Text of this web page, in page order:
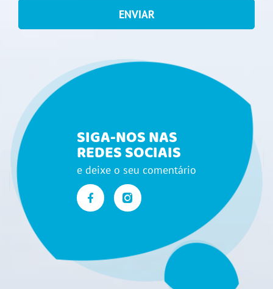
ENVIAR
SIGA-NOS NAS
REDES SOCIAIS
e deixe o seu comentário